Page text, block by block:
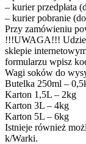
– kurier przedpłata
– kurier pobranie
Przy zamówieniu
!!!UWAGA!!!
sklepie
formularzu wpisz
Wagi soków do
Butelka 250ml –
Karton 1,5L – 2kg
Karton 3L – 4kg
Karton 5L – 6kg
Istnieje również
k/Warki.